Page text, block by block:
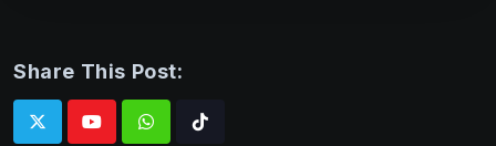
Share This Post:
WhatsappTiktok